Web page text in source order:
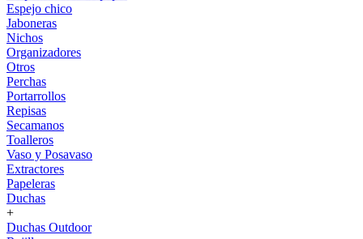
Espejo chico
Jaboneras
Nichos
Organizadores
Otros
Perchas
Portarrollos
Repisas
Secamanos
Toalleros
Vaso y Posavaso
Extractores
Papeleras
Duchas
+
Duchas Outdoor